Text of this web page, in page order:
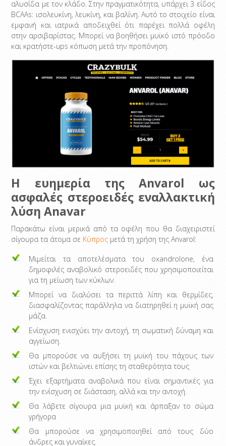
αλυσίδα με τον κλάδο. Στην πραγματικότητα, υπάρχει 3 είδος
BCAAs: ισολευκίνη, λευκίνη, και βαλίνη. Αυτό το στοιχείο είναι
εμφανή και ιατρικά αποδειχθεί ότι παρέχει πολλά οφέλη
στην αρσιβαρίστας. Μπορεί να βοηθήσει μυϊκό ιστό πρόοδο
και κρατήστε-ups κόπωση μετά την προπόνηση.
Η ευημερία της Anvarol ως
ασφαλές στεροειδές εναλλακτική
λύση Anavar
Παρακάτω είναι μερικά από τα οφέλη που θα διαχειριστεί
σίγουρα τα άτομα σε Κύπρος μετά τη χρήση της Anvarol:
Μιμείται τα αποτελέσματα του oxandrolone, ένα
δημοφιλές αναβολικό στεροειδές που χρησιμοποιείται
για τη μείωση των κύκλων.
Μπορεί να διαλύσει τα περιττά λίπη και θερμίδες,
διασφαλίζοντας παράλληλα να διατηρηθεί η μυϊκή σας
μάζα.
Ενίσχυση ενισχύει την αντοχή, τη σωματική δύναμη και
αγγείωση.
Θα μπορούσε να αυξήσει τη μυϊκή του πάχους των
ιστών και βελτιώνει επίσης τη σταθερότητα τους
Έχει εξαρτήματα αναβολικά που είναι σημαντικές για
την ενίσχυση σε διάσταση, αλλά και την αντοχή.
Θα λάβετε σίγουρα μια μυϊκή και άρπαξαν το σώμα
γρήγορα
Θα μπορούσε να χρησιμοποιηθεί από τους δύο
άνδρες και γυναίκες.